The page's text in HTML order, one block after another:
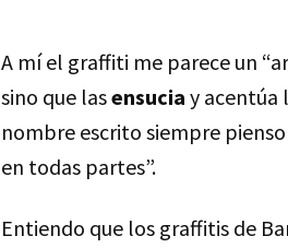
A mí el graffiti me parece un
sino que lasensucia y acentúa
nombre escrito siempre
en todas partes”.
Entiendo que los graffitis de